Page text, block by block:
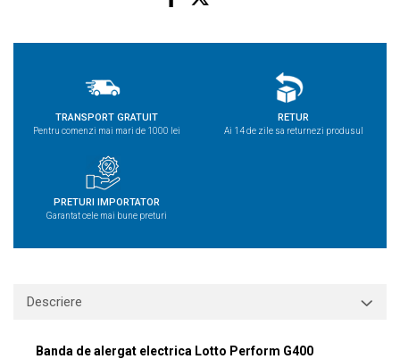
TRANSPORT GRATUIT
Pentru comenzi mai mari de 1000 lei
RETUR
Ai 14 de zile sa returnezi produsul
PRETURI IMPORTATOR
Garantat cele mai bune preturi
Descriere
Banda de alergat electrica Lotto Perform G400